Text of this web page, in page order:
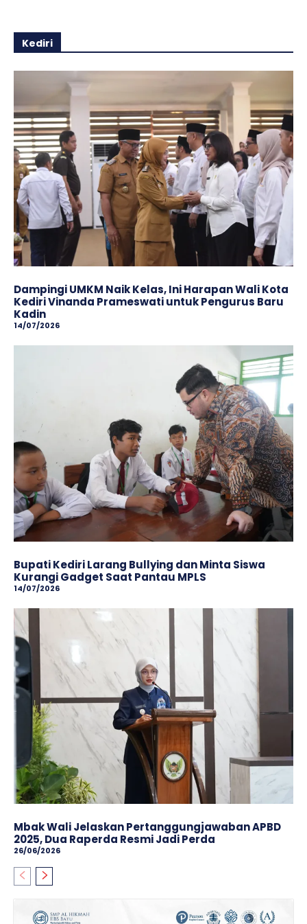
Kediri
Dampingi UMKM Naik Kelas, Ini Harapan Wali Kota
Kediri Vinanda Prameswati untuk Pengurus Baru
Kadin
14/07/2026
Bupati Kediri Larang Bullying dan Minta Siswa
Kurangi Gadget Saat Pantau MPLS
14/07/2026
Mbak Wali Jelaskan Pertanggungjawaban APBD
2025, Dua Raperda Resmi Jadi Perda
26/06/2026